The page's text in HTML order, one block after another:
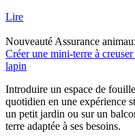
Lire
Nouveauté Assurance
Créer une mini-terre à
lapin
Introduire un espace de
quotidien en une expérience
un petit jardin ou sur un
terre adaptée à ses besoins.